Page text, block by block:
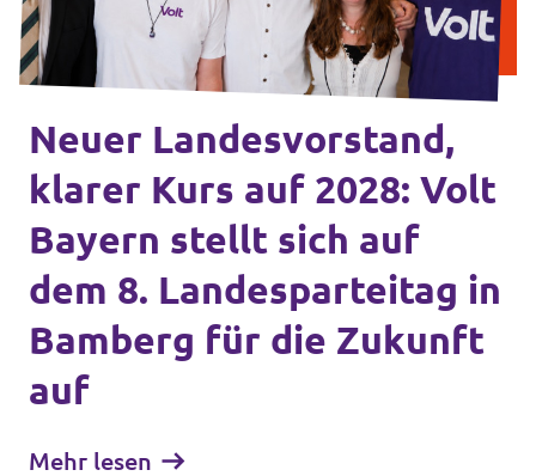
Unsere Events
Mache bei uns mit!
Deine Spende für Volt!
In Bayern vor Ort
Neuer Landesvorstand,
klarer Kurs auf 2028: Volt
Bayern stellt sich auf
dem 8. Landesparteitag in
Bamberg für die Zukunft
auf
Mehr lesen